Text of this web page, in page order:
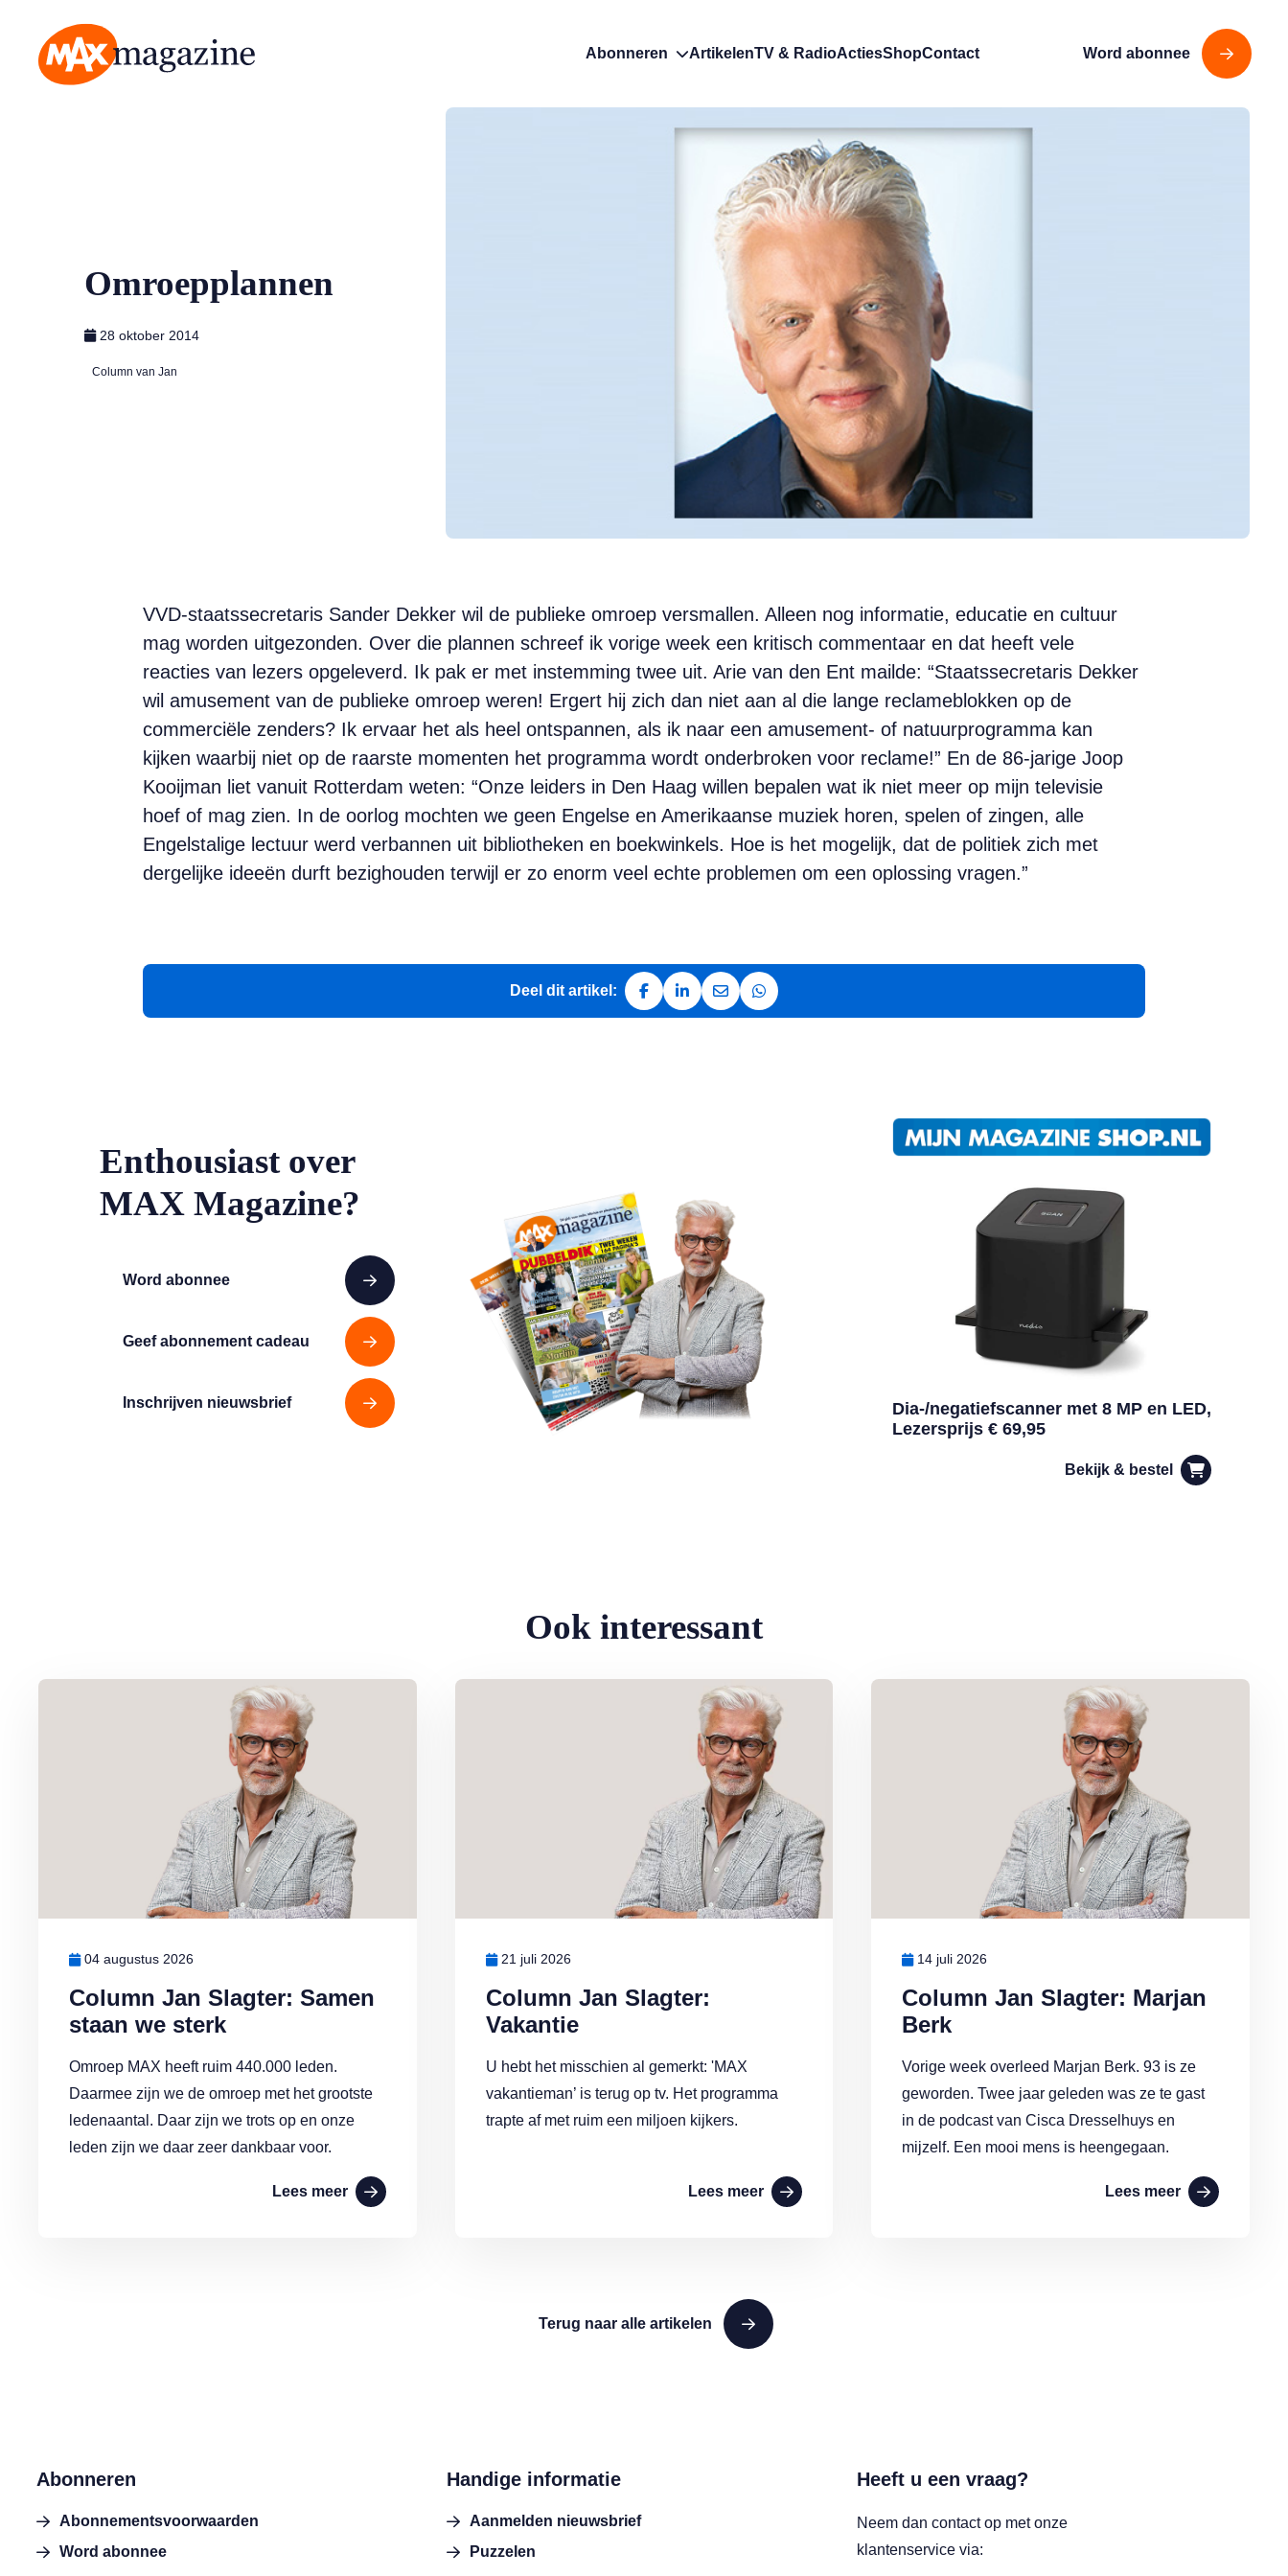
Abonneren ArtikelenTV & RadioActiesShopContact Word abonnee
Omroepplannen
28 oktober 2014
Column van Jan
VVD-staatssecretaris Sander Dekker wil de publieke omroep versmallen. Alleen nog informatie, educatie en cultuur
mag worden uitgezonden. Over die plannen schreef ik vorige week een kritisch commentaar en dat heeft vele
reacties van lezers opgeleverd. Ik pak er met instemming twee uit. Arie van den Ent mailde: “Staatssecretaris Dekker
wil amusement van de publieke omroep weren! Ergert hij zich dan niet aan al die lange reclameblokken op de
commerciële zenders? Ik ervaar het als heel ontspannen, als ik naar een amusement- of natuurprogramma kan
kijken waarbij niet op de raarste momenten het programma wordt onderbroken voor reclame!” En de 86-jarige Joop
Kooijman liet vanuit Rotterdam weten: “Onze leiders in Den Haag willen bepalen wat ik niet meer op mijn televisie
hoef of mag zien. In de oorlog mochten we geen Engelse en Amerikaanse muziek horen, spelen of zingen, alle
Engelstalige lectuur werd verbannen uit bibliotheken en boekwinkels. Hoe is het mogelijk, dat de politiek zich met
dergelijke ideeën durft bezighouden terwijl er zo enorm veel echte problemen om een oplossing vragen.”
Deel dit artikel:
Deel op Facebook
Deel op LinkedIn
Deel via e-mail
Deel via WhatsApp
Enthousiast over
MAX Magazine?
Word abonnee
Geef abonnement cadeau
Inschrijven nieuwsbrief
Dia-/negatiefscanner met 8 MP en LED,
Lezersprijs € 69,95
Bekijk & bestel
Ook interessant
Column Jan Slagter: Samen
staan we sterk
04 augustus 2026
Omroep MAX heeft ruim 440.000 leden.
Daarmee zijn we de omroep met het grootste
ledenaantal. Daar zijn we trots op en onze
leden zijn we daar zeer dankbaar voor.
Lees meer
Lees meer over Column Jan Slagter: Samen staan we sterk
Column Jan Slagter:
Vakantie
21 juli 2026
U hebt het misschien al gemerkt: 'MAX
vakantieman’ is terug op tv. Het programma
trapte af met ruim een miljoen kijkers.
Lees meer
Lees meer over Column Jan Slagter: Vakantie
Column Jan Slagter: Marjan
Berk
14 juli 2026
Vorige week overleed Marjan Berk. 93 is ze
geworden. Twee jaar geleden was ze te gast
in de podcast van Cisca Dresselhuys en
mijzelf. Een mooi mens is heengegaan.
Lees meer
Lees meer over Column Jan Slagter: Marjan Berk
Terug naar alle artikelen
Abonneren
Abonnementsvoorwaarden
Word abonnee
Handige informatie
Aanmelden nieuwsbrief
Puzzelen
Heeft u een vraag?
Neem dan contact op met onze
klantenservice via: